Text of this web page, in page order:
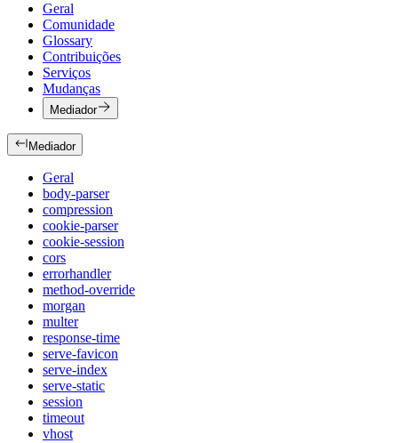
Geral
Comunidade
Glossary
Contribuições
Serviços
Mudanças
Mediador
Mediador
Geral
body-parser
compression
cookie-parser
cookie-session
cors
errorhandler
method-override
morgan
multer
response-time
serve-favicon
serve-index
serve-static
session
timeout
vhost